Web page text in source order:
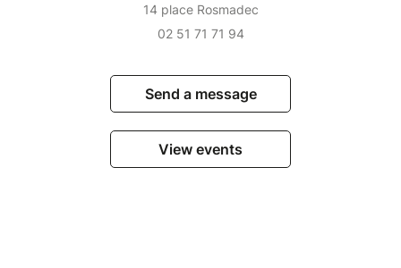
14 place Rosmadec
02 51 71 71 94
Send a message
View events